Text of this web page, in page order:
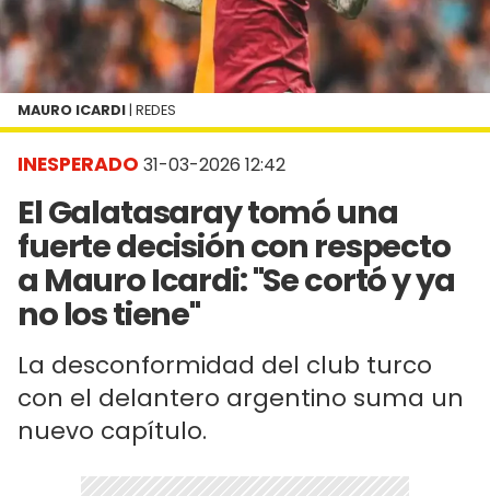
INESPERADO 31-03-2026 12:42
El Galatasaray tomó una
fuerte decisión con respecto
a Mauro Icardi: "Se cortó y ya
no los tiene"
La desconformidad del club turco
con el delantero argentino suma un
nuevo capítulo.
MAURO ICARDI | REDES